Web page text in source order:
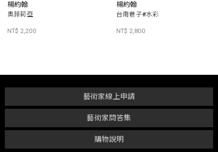
楊約翰
奧菲莉亞
NT$ 2,200
楊約翰
台南巷子#水彩
NT$ 2,800
購物說明
藝術家問答集
藝術家線上申請